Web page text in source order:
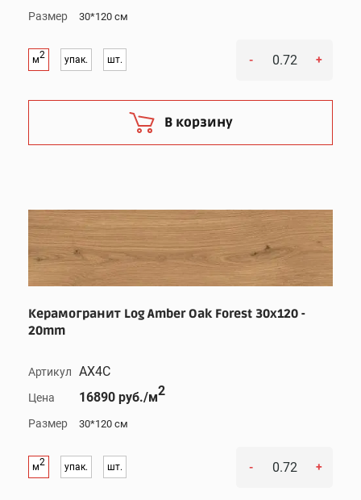
Размер 30*120 см
м2 упак. шт. - +
В корзину
Керамогранит Log Amber Oak Forest 30x120 -
20mm
Артикул AX4C
Цена 16890 руб./м2
Размер 30*120 см
м2 упак. шт. - +